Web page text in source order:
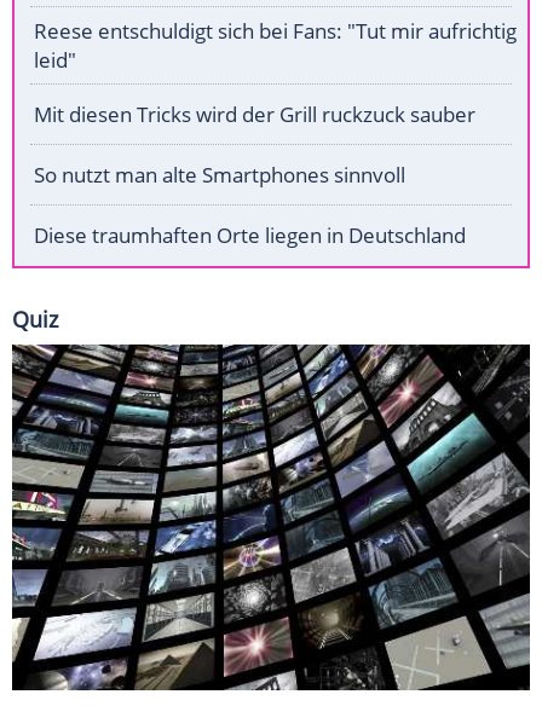
Reese entschuldigt sich bei Fans: "Tut mir aufrichtig
leid"
Mit diesen Tricks wird der Grill ruckzuck sauber
So nutzt man alte Smartphones sinnvoll
Diese traumhaften Orte liegen in Deutschland
Quiz